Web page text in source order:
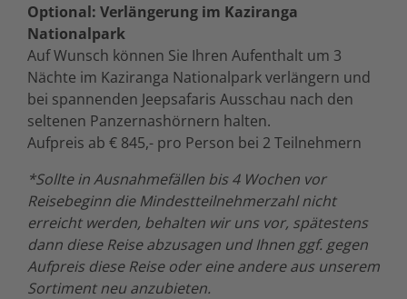
Optional: Verlängerung im Kaziranga
Nationalpark
Auf Wunsch können Sie Ihren Aufenthalt um 3
Nächte im Kaziranga Nationalpark verlängern und
bei spannenden Jeepsafaris Ausschau nach den
seltenen Panzernashörnern halten.
Aufpreis ab € 845,- pro Person bei 2 Teilnehmern
*Sollte in Ausnahmefällen bis 4 Wochen vor
Reisebeginn die Mindestteilnehmerzahl nicht
erreicht werden, behalten wir uns vor, spätestens
dann diese Reise abzusagen und Ihnen ggf. gegen
Aufpreis diese Reise oder eine andere aus unserem
Sortiment neu anzubieten.